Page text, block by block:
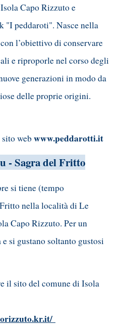
Capo Rizzuto e
"I peddaroti". Nasce nella
l’obiettivo di conservare
e riproporle nel corso degli
generazioni in modo da
delle proprie origini.
web www.peddarotti.it
- Sagra del Fritto
si tiene (tempo
nella località di Le
Capo Rizzuto. Per un
si gustano soltanto gustosi
il sito del comune di Isola